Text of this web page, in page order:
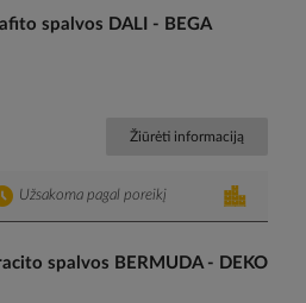
spalvos DALI - BEGA
Žiūrėti informaciją
Užsakoma pagal poreikį
spalvos BERMUDA - DEKO